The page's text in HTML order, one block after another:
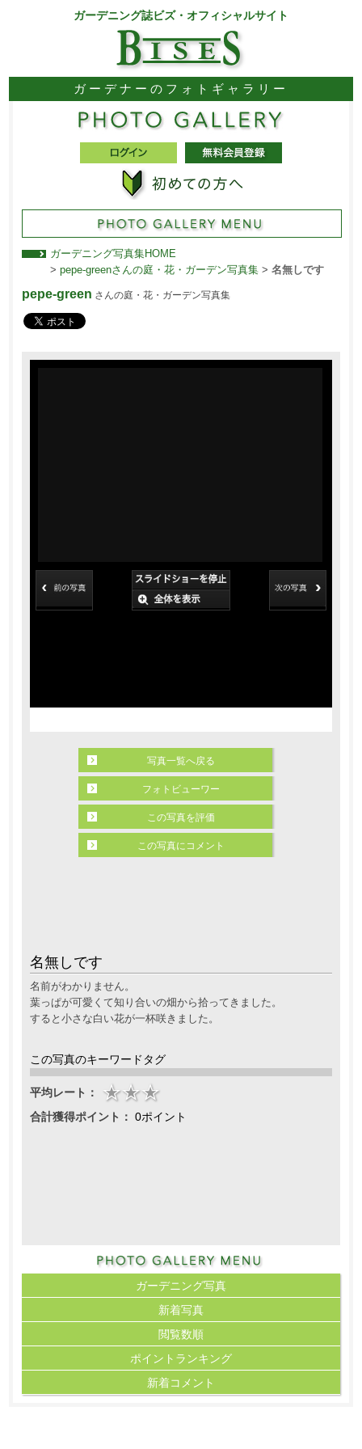
ガーデニング誌ビズ・オフィシャルサイト
ガーデナーのフォトギャラリー
ガーデニング写真集HOME
> pepe-greenさんの庭・花・ガーデン写真集> 名無しです
pepe-green さんの庭・花・ガーデン写真集
名無しです
名前がわかりません。
葉っぱが可愛くて知り合いの畑から拾ってきました。
すると小さな白い花が一杯咲きました。
この写真のキーワードタグ
平均レート：
合計獲得ポイント： 0ポイント
写真一覧へ戻る
フォトビューワー
この写真を評価
この写真にコメント
ガーデニング写真
新着写真
閲覧数順
ポイント ランキング
新着コメント